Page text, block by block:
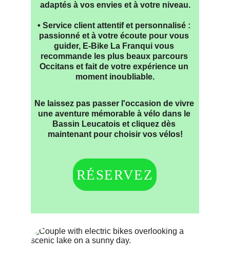
adaptés à vos envies et à votre niveau.
• Service client attentif et personnalisé :
passionné et à votre écoute pour vous
guider, E-Bike La Franqui vous
recommande les plus beaux parcours
Occitans et fait de votre expérience un
moment inoubliable.
Ne laissez pas passer l'occasion de vivre
une aventure mémorable à vélo dans le
Bassin Leucatois et cliquez dès
maintenant pour choisir vos vélos!
RÉSERVEZ